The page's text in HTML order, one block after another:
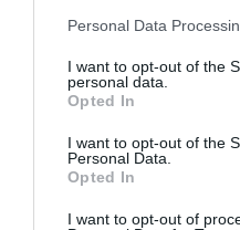
Please note that this
not limited to your visit or
grant or deny consent to
use your data for below
consent section.
Personal Data
I want to opt-out of the
personal data.
Opted In
I want to opt-out of the
Personal Data.
Opted In
I want to opt-out of